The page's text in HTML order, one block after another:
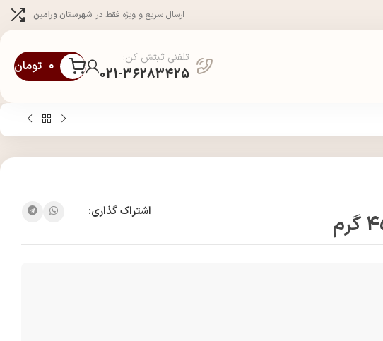
ارسال سریع و ویژه فقط در شهرستان ورامین
تلفنی ثبتش کن:
021-36283425 ۰ تومان
اشتراک گذاری: